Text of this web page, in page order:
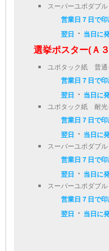
スーパーユポダブ
営業日７日で
翌日 ・ 当日に
選挙ポスター(Ａ
ユポタック紙 普通
営業日７日で
翌日 ・ 当日に
ユポタック紙 耐光
営業日７日で
翌日 ・ 当日に
スーパーユポダブ
営業日７日で
翌日 ・ 当日に
スーパーユポダブ
営業日７日で
翌日 ・ 当日に